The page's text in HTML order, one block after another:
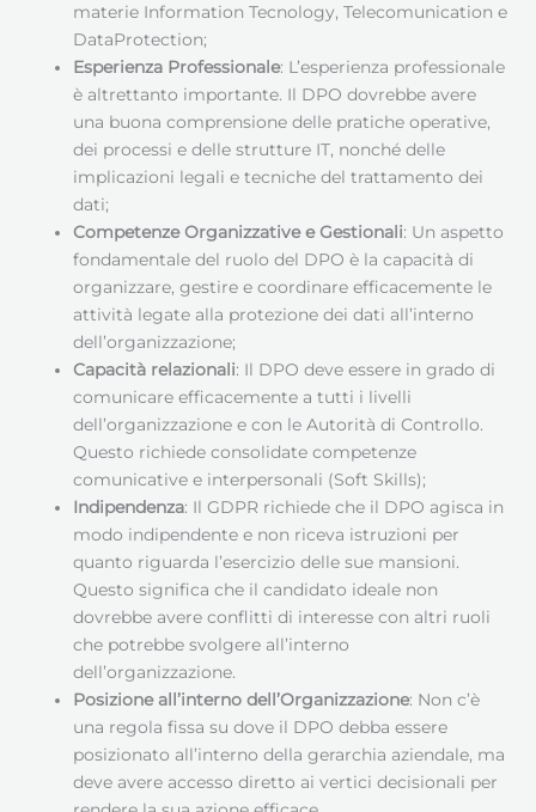
materie Information Tecnology, Telecomunication e
DataProtection;
Esperienza Professionale: L’esperienza professionale
è altrettanto importante. Il DPO dovrebbe avere
una buona comprensione delle pratiche operative,
dei processi e delle strutture IT, nonché delle
implicazioni legali e tecniche del trattamento dei
dati;
Competenze Organizzative e Gestionali: Un aspetto
fondamentale del ruolo del DPO è la capacità di
organizzare, gestire e coordinare efficacemente le
attività legate alla protezione dei dati all’interno
dell’organizzazione;
Capacità relazionali: Il DPO deve essere in grado di
comunicare efficacemente a tutti i livelli
dell’organizzazione e con le Autorità di Controllo.
Questo richiede consolidate competenze
comunicative e interpersonali (Soft Skills);
Indipendenza: Il GDPR richiede che il DPO agisca in
modo indipendente e non riceva istruzioni per
quanto riguarda l’esercizio delle sue mansioni.
Questo significa che il candidato ideale non
dovrebbe avere conflitti di interesse con altri ruoli
che potrebbe svolgere all’interno
dell’organizzazione.
Posizione all’interno dell’Organizzazione: Non c’è
una regola fissa su dove il DPO debba essere
posizionato all’interno della gerarchia aziendale, ma
deve avere accesso diretto ai vertici decisionali per